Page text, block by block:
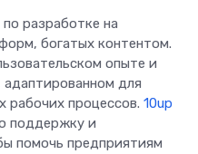
разработке на
богатых контентом.
опыте и
для
рабочих процессов. 10up
поддержку и
помочь предприятиям